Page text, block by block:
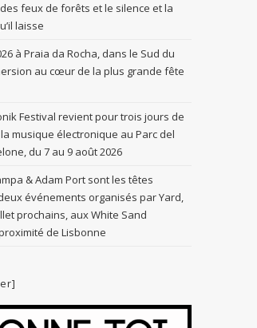
feux de forêts et le silence et la
laisse
à Praia da Rocha, dans le Sud du
au cœur de la plus grande fête
Festival revient pour trois jours de
musique électronique au Parc del
du 7 au 9 août 2026
& Adam Port sont les têtes
événements organisés par Yard,
prochains, aux White Sand
de Lisbonne